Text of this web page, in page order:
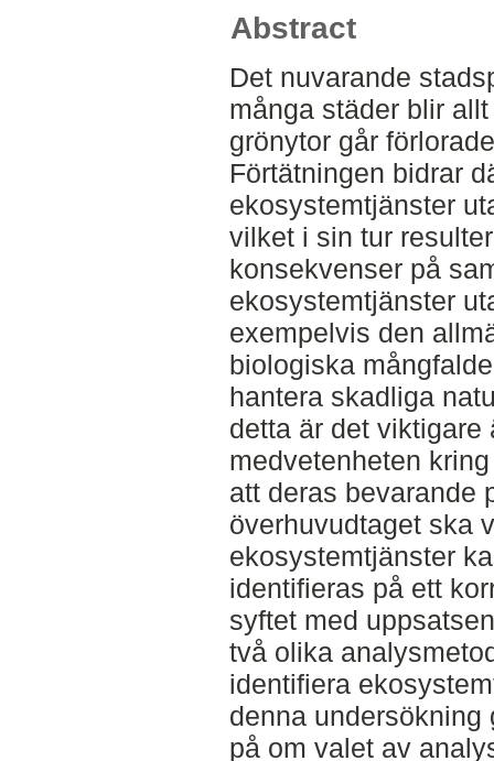
Abstract
Det nuvarande
många städer blir
grönytor går
Förtätningen bidrar
ekosystemtjänster
vilket i sin tur
konsekvenser på
ekosystemtjänster
exempelvis den
biologiska
hantera skadliga
detta är det viktigare
medvetenheten
att deras bevarande
överhuvudtaget ska
ekosystemtjänster
identifieras på ett
syftet med
två olika
identifiera
denna undersökning
på om valet av